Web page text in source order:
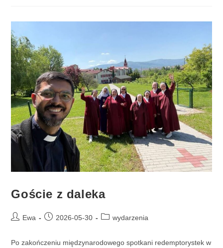
Goście z daleka
Ewa 2026-05-30 wydarzenia
Po zakończeniu międzynarodowego spotkani redemptorystek w